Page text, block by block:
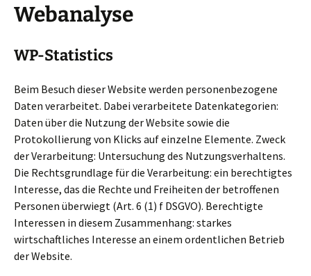
Webanalyse
WP-Statistics
Beim Besuch dieser Website werden personenbezogene
Daten verarbeitet. Dabei verarbeitete Datenkategorien:
Daten über die Nutzung der Website sowie die
Protokollierung von Klicks auf einzelne Elemente. Zweck
der Verarbeitung: Untersuchung des Nutzungsverhaltens.
Die Rechtsgrundlage für die Verarbeitung: ein berechtigtes
Interesse, das die Rechte und Freiheiten der betroffenen
Personen überwiegt (Art. 6 (1) f DSGVO). Berechtigte
Interessen in diesem Zusammenhang: starkes
wirtschaftliches Interesse an einem ordentlichen Betrieb
der Website.